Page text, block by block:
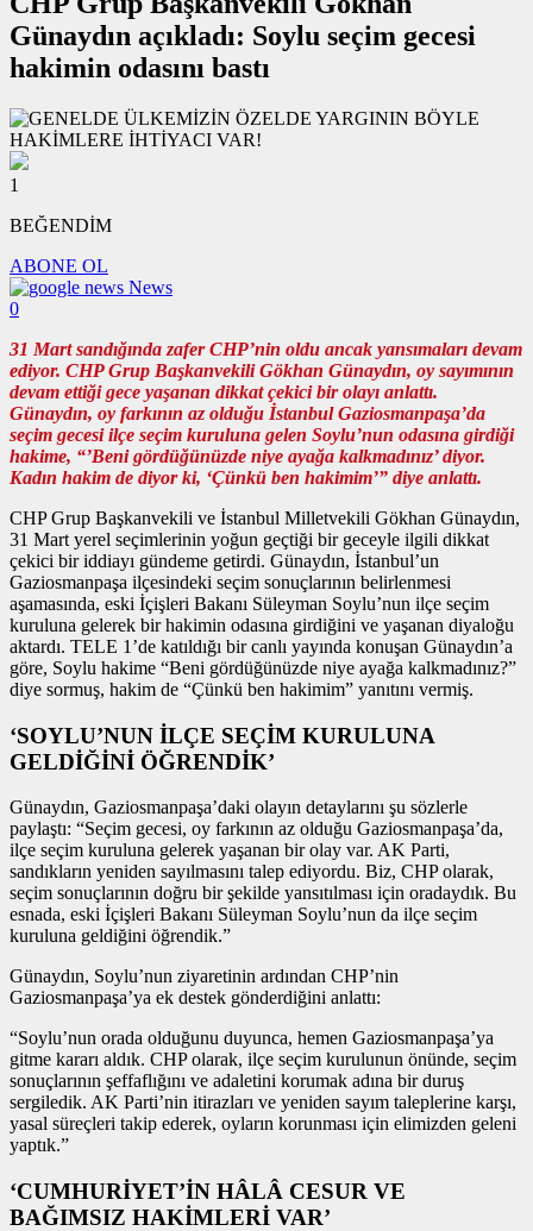
Günaydın açıkladı: Soylu seçim gecesi
hakimin odasını bastı
1
BEĞENDİM
ABONE OL
News
0
31 Mart sandığında zafer CHP’nin oldu ancak yansımaları devam
ediyor. CHP Grup Başkanvekili Gökhan Günaydın, oy sayımının
devam ettiği gece yaşanan dikkat çekici bir olayı anlattı.
Günaydın, oy farkının az olduğu İstanbul Gaziosmanpaşa’da
seçim gecesi ilçe seçim kuruluna gelen Soylu’nun odasına girdiği
hakime, “’Beni gördüğünüzde niye ayağa kalkmadınız’ diyor.
Kadın hakim de diyor ki, ‘Çünkü ben hakimim’” diye anlattı.
CHP Grup Başkanvekili ve İstanbul Milletvekili Gökhan Günaydın,
31 Mart yerel seçimlerinin yoğun geçtiği bir geceyle ilgili dikkat
çekici bir iddiayı gündeme getirdi. Günaydın, İstanbul’un
Gaziosmanpaşa ilçesindeki seçim sonuçlarının belirlenmesi
aşamasında, eski İçişleri Bakanı Süleyman Soylu’nun ilçe seçim
kuruluna gelerek bir hakimin odasına girdiğini ve yaşanan diyaloğu
aktardı. TELE 1’de katıldığı bir canlı yayında konuşan Günaydın’a
göre, Soylu hakime “Beni gördüğünüzde niye ayağa kalkmadınız?”
diye sormuş, hakim de “Çünkü ben hakimim” yanıtını vermiş.
‘SOYLU’NUN İLÇE SEÇİM KURULUNA
GELDİĞİNİ ÖĞRENDİK’
Günaydın, Gaziosmanpaşa’daki olayın detaylarını şu sözlerle
paylaştı: “Seçim gecesi, oy farkının az olduğu Gaziosmanpaşa’da,
ilçe seçim kuruluna gelerek yaşanan bir olay var. AK Parti,
sandıkların yeniden sayılmasını talep ediyordu. Biz, CHP olarak,
seçim sonuçlarının doğru bir şekilde yansıtılması için oradaydık. Bu
esnada, eski İçişleri Bakanı Süleyman Soylu’nun da ilçe seçim
kuruluna geldiğini öğrendik.”
Günaydın, Soylu’nun ziyaretinin ardından CHP’nin
Gaziosmanpaşa’ya ek destek gönderdiğini anlattı:
“Soylu’nun orada olduğunu duyunca, hemen Gaziosmanpaşa’ya
gitme kararı aldık. CHP olarak, ilçe seçim kurulunun önünde, seçim
sonuçlarının şeffaflığını ve adaletini korumak adına bir duruş
sergiledik. AK Parti’nin itirazları ve yeniden sayım taleplerine karşı,
yasal süreçleri takip ederek, oyların korunması için elimizden geleni
yaptık.”
‘CUMHURİYET’İN HÂLÂ CESUR VE
BAĞIMSIZ HAKİMLERİ VAR’